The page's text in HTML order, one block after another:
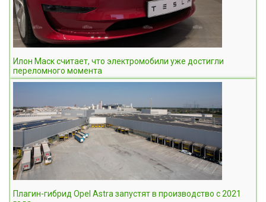
Илон Маск считает, что электромобили уже достигли
переломного момента
Плагин-гибрид Opel Astra запустят в производство с 2021